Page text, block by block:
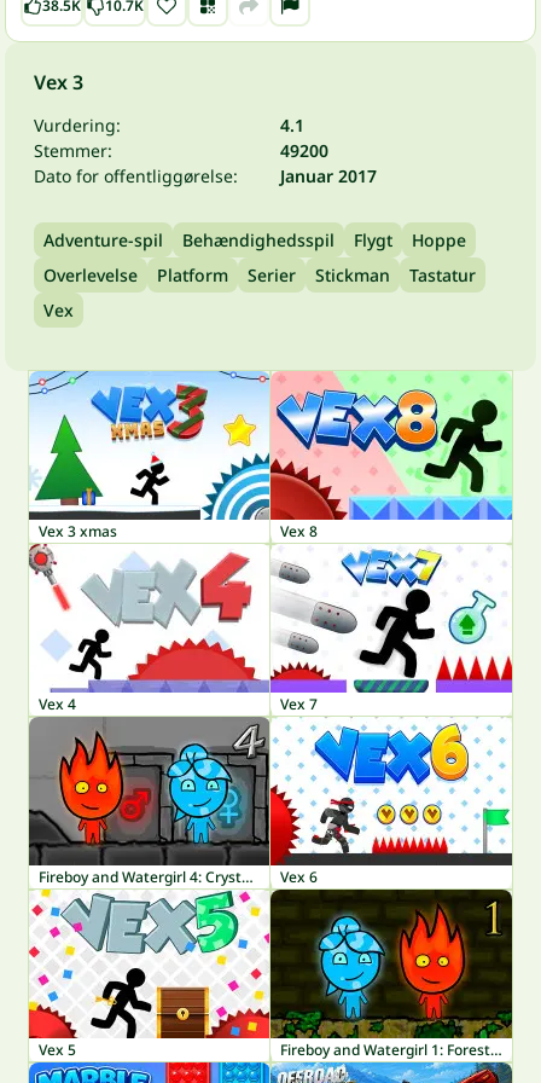
38.5K 10.7K
Vex 3
Vurdering:
4.1
Stemmer:
49200
Dato for offentliggørelse:
Januar 2017
Adventure-spil Behændighedsspil Flygt
Hoppe
Overlevelse
Platform Serier Stickman
Tastatur
Vex
Vex 3 xmas Vex 8
Vex 4 Vex 7
Fireboy and Watergirl 4: Crystal Temple Vex 6
Vex 5 Fireboy and Watergirl 1: Forest Temple